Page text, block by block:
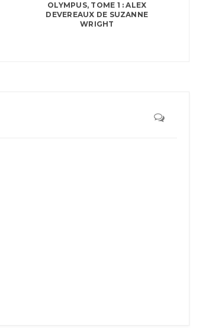
OLYMPUS, TOME 1 : ALEX
DEVEREAUX DE SUZANNE
WRIGHT